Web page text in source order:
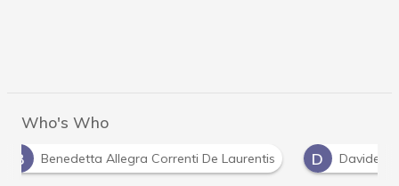
Who's Who
B
Benedetta Allegra Correnti De Laurentis D